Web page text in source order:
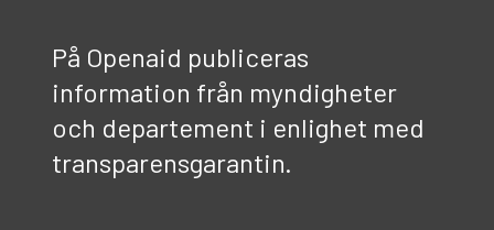
På Openaid publiceras
information från myndigheter
och departement i enlighet med
transparensgarantin.